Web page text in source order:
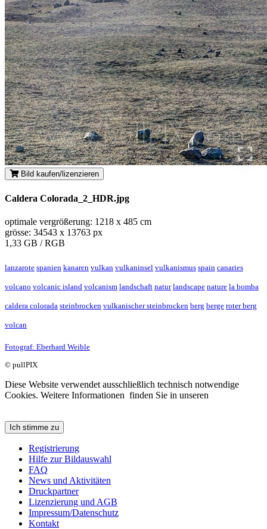
Bild kaufen/lizenzieren
Caldera Colorada_2_HDR.jpg
optimale vergrößerung: 1218 x 485 cm
grösse: 34543 x 13763 px
1,33 GB / RGB
lanzarote spanien kanaren vulkan vulkaninsel vulkanismus spain canaries
volcano volcanic island volcanism landschaft natur landscape nature la bomba
caldera colorada steinbrocken vulkanischer steinbrocken berg berge roter berg
volcan
Fotograf: Eberhard Weible
© pullPIX
Loading...
Diese Website verwendet ausschließlich technisch notwendige
Cookies. Weitere Informationen finden Sie in unseren
Ich stimme zu
Registrierung
Hilfe zur Bildauswahl
FAQ
News und Aktivitäten
Druckpartner
Lizenzierung und AGB
Impressum/Datenschutz
Kontakt